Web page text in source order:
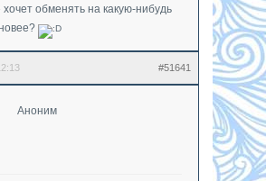
обменять на какую-нибудь
#51641
Аноним